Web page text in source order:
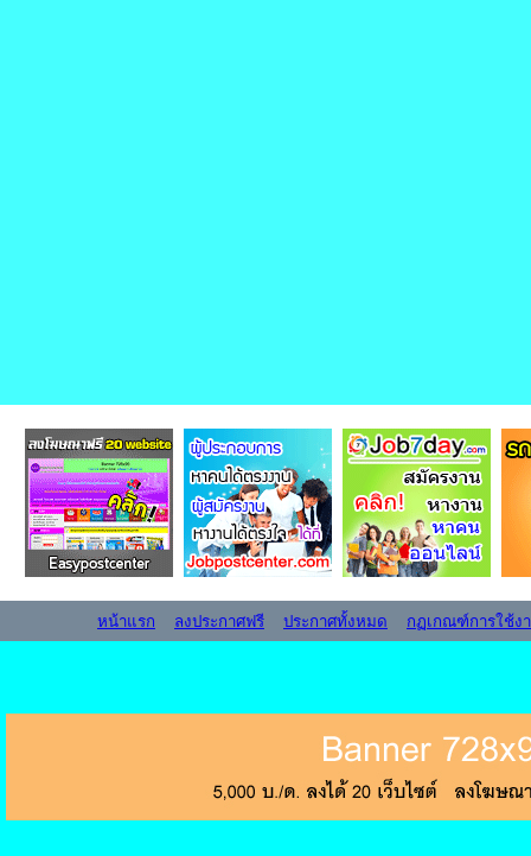
หน้าแรก ลงประกาศฟรี ประกาศทั้งหมด กฏเกณฑ์การใช้ง